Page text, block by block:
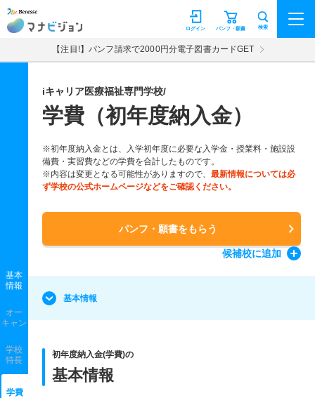
マナビジョン パンフ・願書
ログイン 検索
【注目!】パンフ請求で2000円分電子図書カードGET
iキャリア医療福祉専門学校/
学費（初年度納入金）
※初年度納入金とは、入学初年度に必要な入学金・授業料・施設設
備費・実習費などの学費を合計したものです。
※内容は変更となる可能性がありますので、 最新情報については必
ず学校の公式ホームページなどをご確認ください。
パンフ・願書をもらう
候補校に追加
基本
情報
オー
キャン
学校
特長
学費
基本情報
初年度納入金(学費)の
基本情報